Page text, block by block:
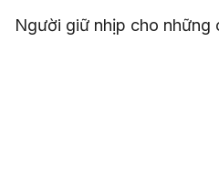
Người giữ nhịp cho những